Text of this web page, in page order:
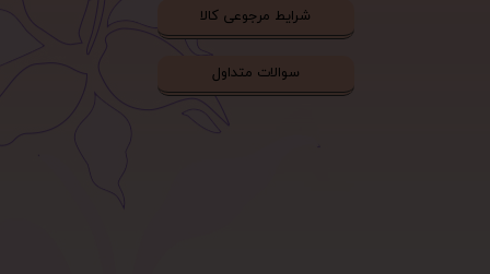
شرایط مرجوعی کالا
سوالات متداول